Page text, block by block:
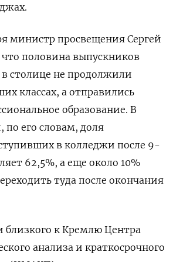
министр просвещения Сергей
что половина выпускников
в столице не продолжили
классах, а отправились
образование. В
по его словам, доля
в колледжи после 9-
62,5%, а еще около 10%
туда после окончания
близкого к Кремлю Центра
анализа и краткосрочного